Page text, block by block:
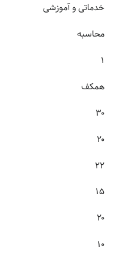
خدماتی و آموزشی
محاسبه
۱
همکف
۳۰
۲۰
۲۲
۱۵
۲۰
۱۰